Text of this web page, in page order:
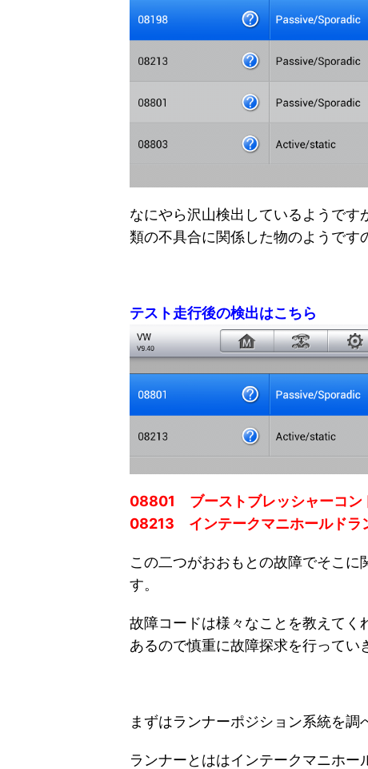
なにやら沢山検出しているようで
類の不具合に関係した物のようです
テスト走行後の検出はこちら
08801 ブーストブレッシャーコン
08213 インテークマニホールドラ
この二つがおおもとの故障でそこに
す。
故障コードは様々なことを教えてく
あるので慎重に故障探求を行ってい
まずはランナーポジション系統を調
ランナーとははインテークマニホー